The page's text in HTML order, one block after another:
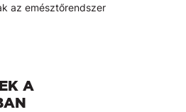
az emésztőrendszer
A